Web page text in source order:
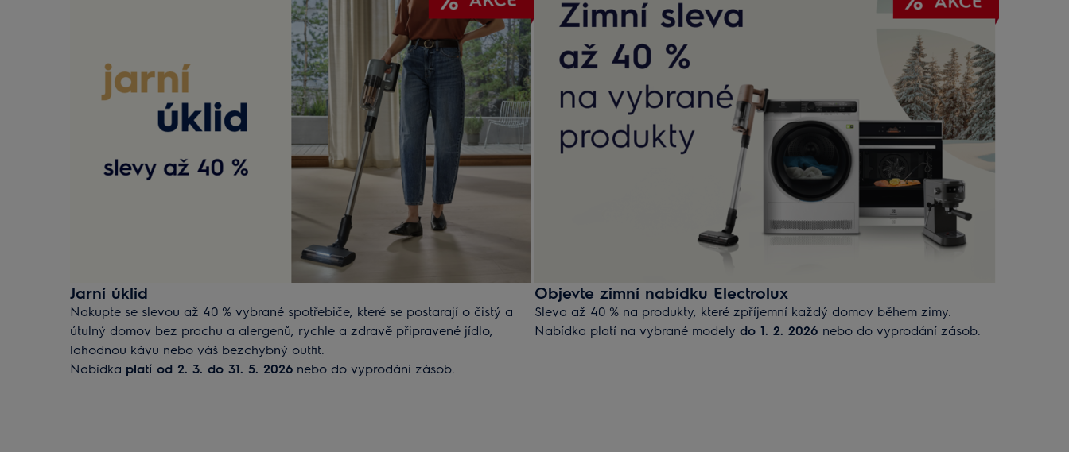
Jarní úklid
Nakupte se slevou až 40 % vybrané spotřebiče, které se postarají o čistý a
útulný domov bez prachu a alergenů, rychle a zdravě připravené jídlo,
lahodnou kávu nebo váš bezchybný outfit.
Nabídka platí od 2. 3. do 31. 5. 2026 nebo do vyprodání zásob.
Objevte zimní nabídku Electrolux
Sleva až 40 % na produkty, které zpříjemní každý domov během zimy.
Nabídka platí na vybrané modely do 1. 2. 2026 nebo do vyprodání zásob.